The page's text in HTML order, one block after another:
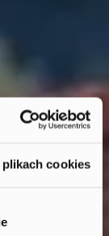
plikach cookies